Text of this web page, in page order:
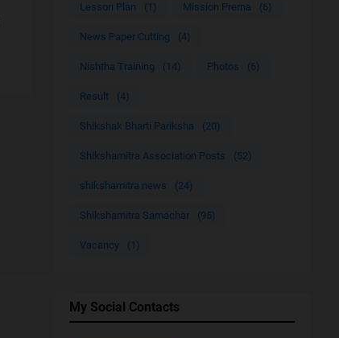
Lesson Plan (1) Mission Prerna (6)
News Paper Cutting (4)
Nishtha Training (14) Photos (6)
Result (4)
Shikshak Bharti Pariksha (20)
Shikshamitra Association Posts (52)
shikshamitra news (24)
Shikshamitra Samachar (95)
Vacancy (1)
My Social Contacts